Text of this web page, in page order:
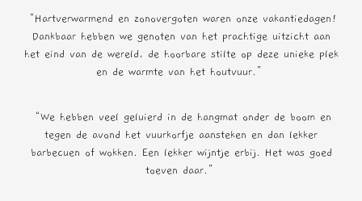
“Hartverwarmend en zonovergoten waren onze vakantiedagen!
Dankbaar hebben we genoten van het prachtige uitzicht aan
het eind van de wereld, de hoorbare stilte op deze unieke plek
en de warmte van het houtvuur.”
“We hebben veel geluierd in de hangmat onder de boom en
tegen de avond het vuurkorfje aansteken en dan lekker
barbecuen of wokken. Een lekker wijntje erbij. Het was goed
toeven daar.”